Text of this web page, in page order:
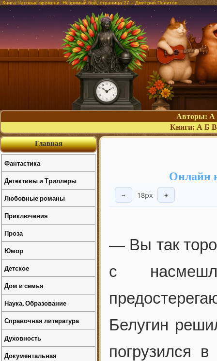
Книга Часовые времени. Незримый бой, страница 27 – Дмитрий Политов
Авторы: А
Книги: А Б В
Онлайн
− 18px +
— Вы так
с
Белугин
погрузился
Главная
Фантастика
Детективы и Триллеры
Любовные романы
Приключения
Проза
Юмор
Детское
Дом и семья
Наука, Образование
Справочная литература
Духовность
Документальная